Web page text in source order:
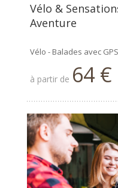
Vélo &
Aventure
Vélo - Balades avec
à partir de 64 €